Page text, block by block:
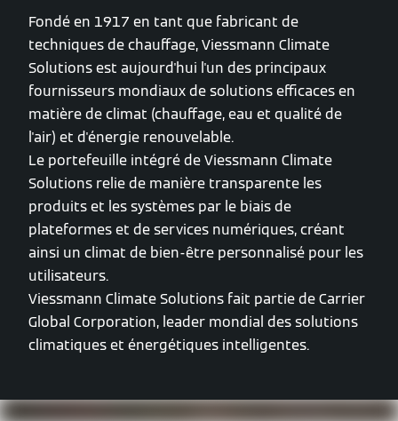
Fondé en 1917 en tant que fabricant de
techniques de chauffage, Viessmann Climate
Solutions est aujourd'hui l'un des principaux
fournisseurs mondiaux de solutions efficaces en
matière de climat (chauffage, eau et qualité de
l'air) et d'énergie renouvelable.
Le portefeuille intégré de Viessmann Climate
Solutions relie de manière transparente les
produits et les systèmes par le biais de
plateformes et de services numériques, créant
ainsi un climat de bien-être personnalisé pour les
utilisateurs.
Viessmann Climate Solutions fait partie de Carrier
Global Corporation, leader mondial des solutions
climatiques et énergétiques intelligentes.